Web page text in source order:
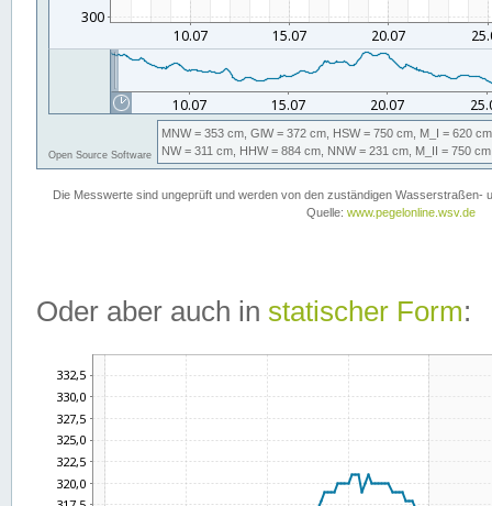
Oder aber auch in statischer Form: